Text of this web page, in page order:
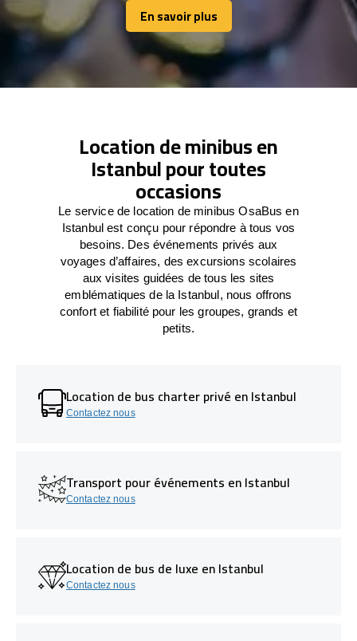
En savoir plus
En savoir plus
Location de minibus en
Istanbul pour toutes
occasions
Le service de location de minibus OsaBus en
Istanbul est conçu pour répondre à tous vos
besoins. Des événements privés aux
voyages d’affaires, des excursions scolaires
aux visites guidées de tous les sites
emblématiques de la Istanbul, nous offrons
confort et fiabilité pour les groupes, grands et
petits.
Location de bus charter privé en Istanbul
Contactez nous
Transport pour événements en Istanbul
Contactez nous
Location de bus de luxe en Istanbul
Contactez nous